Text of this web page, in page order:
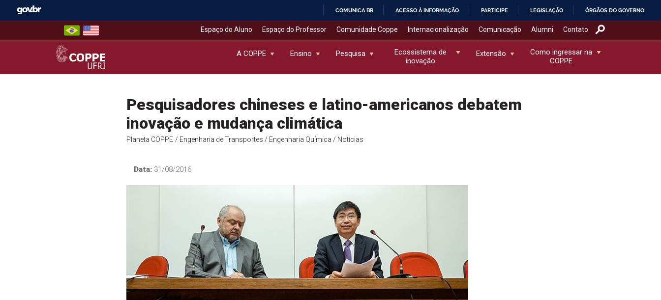
COMUNICA BR ACESSO À INFORMAÇÃO PARTICIPE LEGISLAÇÃO ÓRGÃOS DO GOVERNO
Espaço do Aluno Espaço do Professor Comunidade Coppe Internacionalização Comunicação Alumni Contato
COPPE – UFRJ
A COPPE Ensino Pesquisa
Ecossistema de
inovação
Extensão
Como ingressar na
COPPE
Pesquisadores chineses e latino-americanos debatem
inovação e mudança climática
Planeta COPPE / Engenharia de Transportes / Engenharia Química / Notícias
Data:31/08/2016